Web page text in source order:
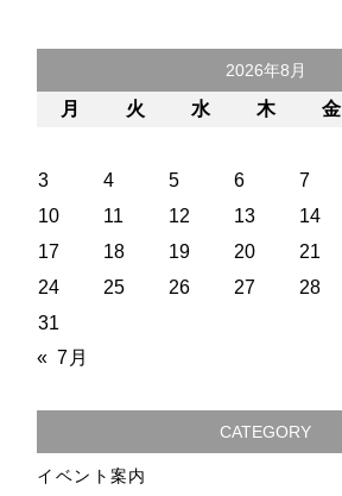
2026年8月
月 火 水 木 金
3
4 5 6 7
10
11 12 13 14
17
18 19 20 21
24
25 26 27 28
31
« 7月
CATEGORY
イベント案内